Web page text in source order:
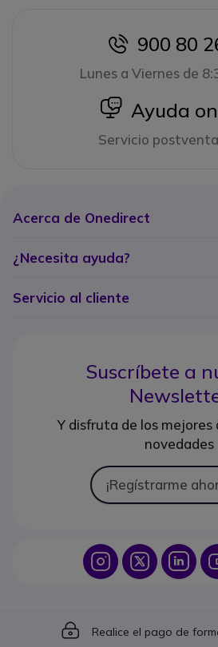
icon
900 80
Lunes a Viernes de
icon
Ayuda
Servicio
Acerca de Onedirect
¿Necesita ayuda?
Servicio al cliente
Suscríbete a
Y disfruta de los mejores
novedades
¡Regístrarme
Icon IconIcon
Icon
Realice el pago de